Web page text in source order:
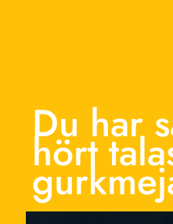
Du har
hört